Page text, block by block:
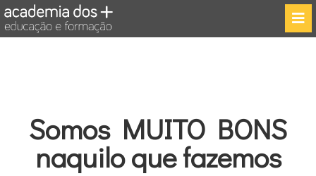
Somos MUITO BONS
naquilo que fazemos